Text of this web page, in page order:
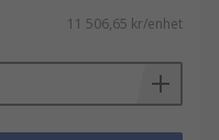
11 506,65 kr/enhet